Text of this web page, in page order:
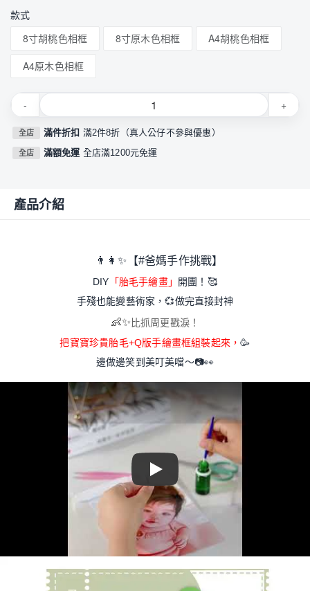
款式
8寸胡桃色相框 8寸原木色相框
A4胡桃色相框
A4原木色相框
- +
全店 滿件折扣 滿2件8折（真人公仔不參與優惠）
全店 滿額免運 全店滿1200元免運
產品介紹
👨👩✨【#爸媽手作挑戰】
DIY 「胎毛手繪畫」 開團！ 🥰
手殘也能變藝術家，💞做完直接封神
👶✨ 比抓周更戳淚！
把寶寶珍貴胎毛+Q版手繪畫框組裝起來，🥳
邊做邊笑到美叮美噹～📷👀
Play